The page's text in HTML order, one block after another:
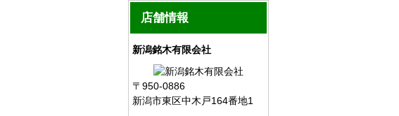
店舗情報
新潟銘木有限会社
〒950-0886
新潟市東区中木戸164番地1